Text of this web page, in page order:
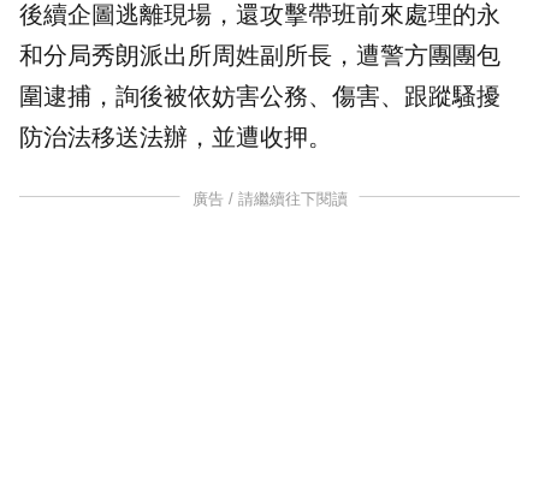
後續企圖逃離現場，還攻擊帶班前來處理的永
和分局秀朗派出所周姓副所長，遭警方團團包
圍逮捕，詢後被依妨害公務、傷害、跟蹤騷擾
防治法移送法辦，並遭收押。
廣告 / 請繼續往下閱讀